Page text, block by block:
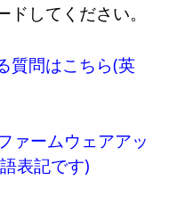
してください。
質問はこちら(英
ァームウェアアッ
表記です)